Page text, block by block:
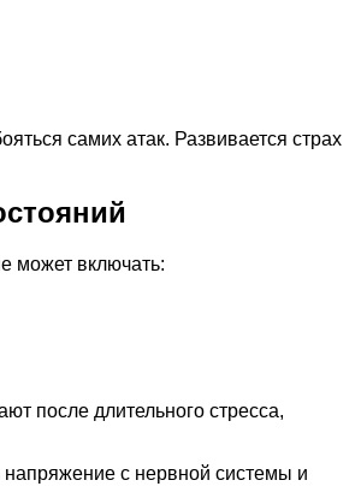
самих атак. Развивается страх
может включать:
после длительного стресса,
напряжение с нервной системы и